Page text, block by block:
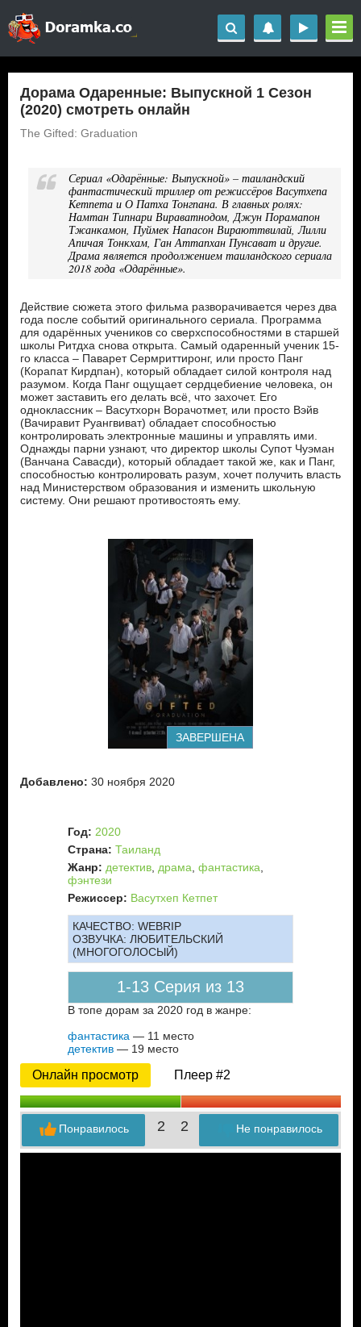
Дорама Одаренные: Выпускной 1 Сезон
(2020) смотреть онлайн
The Gifted: Graduation
Сериал «Одарённые: Выпускной» – таиландский
фантастический триллер от режиссёров Васутхепа
Кетпета и О Патха Тонгпана. В главных ролях:
Намтан Типнари Вираватнодом, Джун Порамапон
Тжанкамон, Пуймек Напасон Вираюттвилай, Лилли
Апичая Тонкхам, Ган Аттапхан Пунсават и другие.
Драма является продолжением таиландского сериала
2018 года «Одарённые».
Действие сюжета этого фильма разворачивается через два
года после событий оригинального сериала. Программа
для одарённых учеников со сверхспособностями в старшей
школы Ритдха снова открыта. Самый одаренный ученик 15-
го класса – Паварет Сермриттиронг, или просто Панг
(Корапат Кирдпан), который обладает силой контроля над
разумом. Когда Панг ощущает сердцебиение человека, он
может заставить его делать всё, что захочет. Его
одноклассник – Васутхорн Ворачотмет, или просто Вэйв
(Вачиравит Руангвиват) обладает способностью
контролировать электронные машины и управлять ими.
Однажды парни узнают, что директор школы Супот Чуэман
(Ванчана Савасди), который обладает такой же, как и Панг,
способностью контролировать разум, хочет получить власть
над Министерством образования и изменить школьную
систему. Они решают противостоять ему.
ЗАВЕРШЕНА
Добавлено: 30 ноября 2020
Год: 2020
Страна: Таиланд
Жанр: детектив драма фантастика
фэнтези
Режиссер: Васутхеп Кетпет
КАЧЕСТВО: WEBRIP
ОЗВУЧКА: ЛЮБИТЕЛЬСКИЙ
(МНОГОГОЛОСЫЙ)
1-13 Серия из 13
В топе дорам за 2020 год в жанре:
фантастика — 11 место
детектив — 19 место
Онлайн просмотр Плеер #2
2 2 Не понравилось
Понравилось